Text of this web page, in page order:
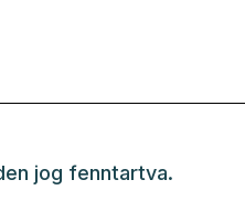
jog fenntartva.